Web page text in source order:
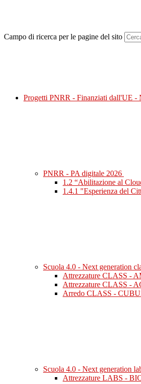
Campo di ricerca per le pagine del sito
Progetti PNRR - Finanziati dall'UE -
PNRR - PA digitale 2026
1.2 “Abilitazione al
1.4.1 "Esperienza del
Scuola 4.0 - Next generation
Attrezzature CLASS -
Attrezzature CLASS -
Arredo CLASS -
Scuola 4.0 - Next generation
Attrezzature LABS -